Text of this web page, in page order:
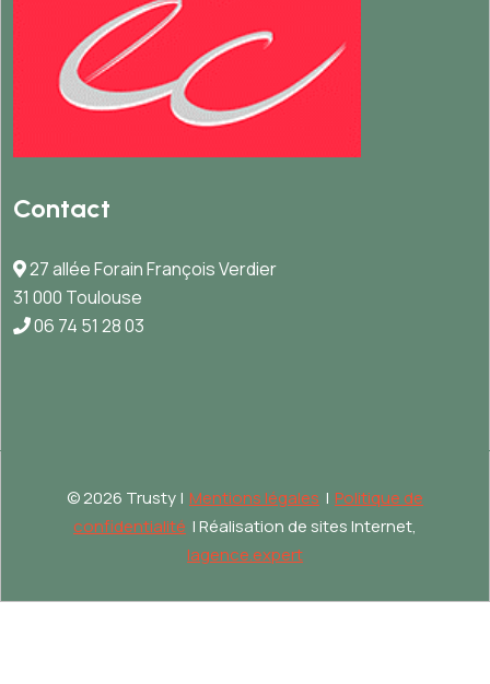
Contact
27 allée Forain François Verdier
31 000 Toulouse
06 74 51 28 03
©2026 Trusty | Mentions légales | Politique de
confidentialité | Réalisation de sites Internet,
lagence.expert